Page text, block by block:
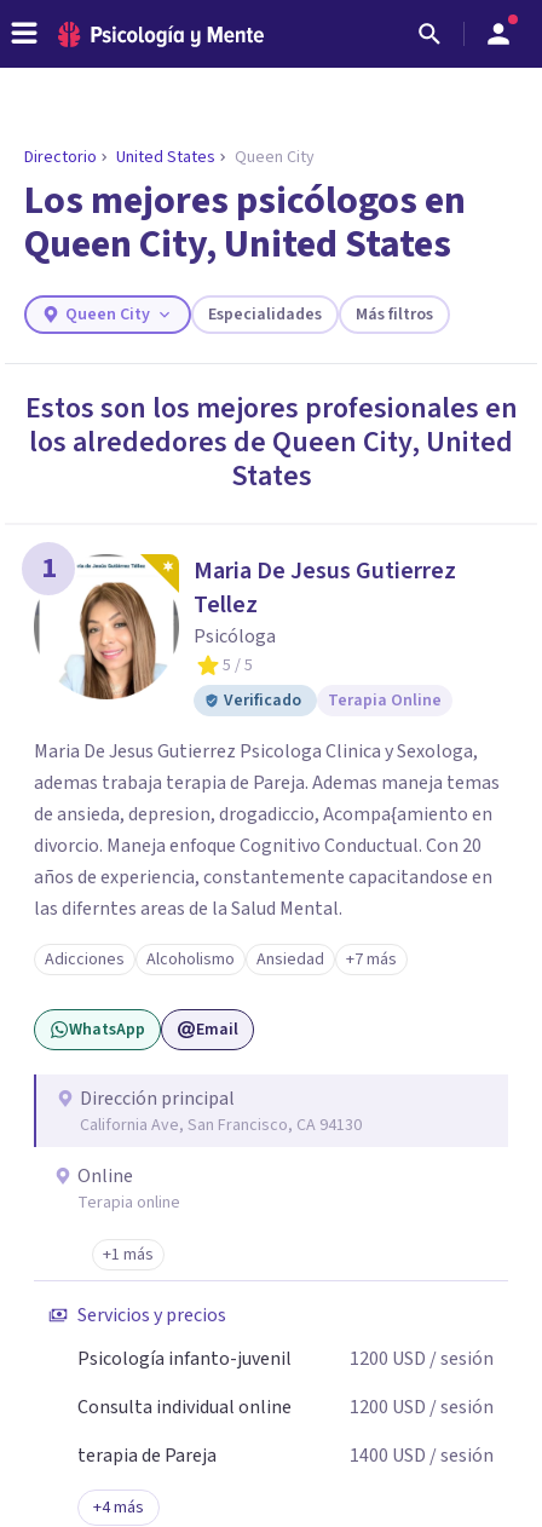
ENCONTRAR MI TERAPEUTA
¿Necesitas ayuda para encontrar el
psicólogo adecuado?
Responde a unas breves preguntas y te ofreceremos
necesidades.
Directorio United States Queen City
Los mejores psicólogos en
Queen City, United States
Queen City Especialidades Más filtros
Estos son los mejores profesionales en
los alrededores de Queen City, United
States
1
Maria De Jesus Gutierrez
Tellez
Psicóloga
5 / 5
Verificado
Terapia Online
Maria De Jesus Gutierrez Psicologa Clinica y Sexologa,
ademas trabaja terapia de Pareja. Ademas maneja temas
de ansieda, depresion, drogadiccio, Acompa{amiento en
divorcio. Maneja enfoque Cognitivo Conductual. Con 20
años de experiencia, constantemente capacitandose en
las diferntes areas de la Salud Mental.
Adicciones Alcoholismo Ansiedad +7 más
WhatsApp Email
Dirección principal
California Ave, San Francisco, CA 94130
Online
Terapia online
+1 más
Servicios y precios
Psicología infanto-juvenil
1200 USD / sesión
Consulta individual online
1200 USD / sesión
terapia de Pareja
1400 USD / sesión
+4más